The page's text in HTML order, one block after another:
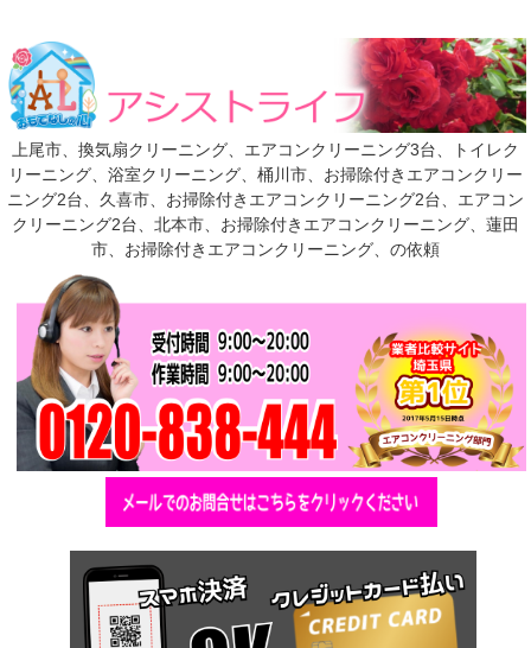
上尾市、換気扇クリーニング、エアコンクリーニング3台、トイレク
リーニング、浴室クリーニング、桶川市、お掃除付きエアコンクリー
ニング2台、久喜市、お掃除付きエアコンクリーニング2台、エアコン
クリーニング2台、北本市、お掃除付きエアコンクリーニング、蓮田
市、お掃除付きエアコンクリーニング、の依頼